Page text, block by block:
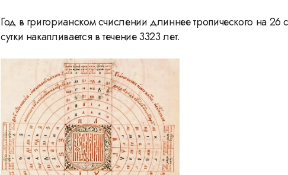
Год в григорианском счислении длиннее тропического на 26
сутки накапливается в течение 3323 лет.